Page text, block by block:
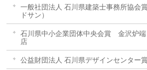
一般社団法人 石川県建築士事務所協会
ドサン）
石川県中小企業団体中央会賞 金沢炉
店
公益財団法人 石川県デザインセンター